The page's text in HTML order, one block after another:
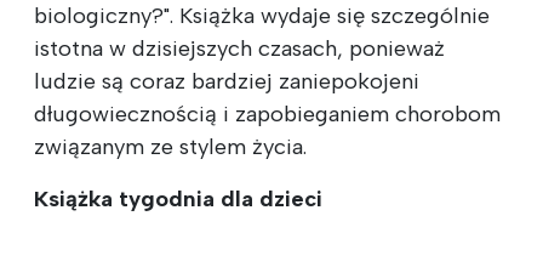
biologiczny?". Książka wydaje się szczególnie
istotna w dzisiejszych czasach, ponieważ
ludzie są coraz bardziej zaniepokojeni
długowiecznością i zapobieganiem chorobom
związanym ze stylem życia.
Książka tygodnia dla dzieci